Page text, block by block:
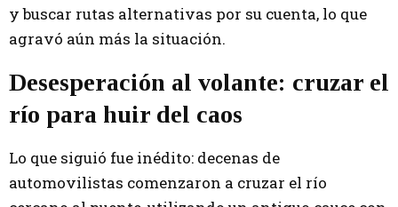
y buscar rutas alternativas por su cuenta, lo que
agravó aún más la situación.
Desesperación al volante: cruzar el
río para huir del caos
Lo que siguió fue inédito: decenas de
automovilistas comenzaron a cruzar el río